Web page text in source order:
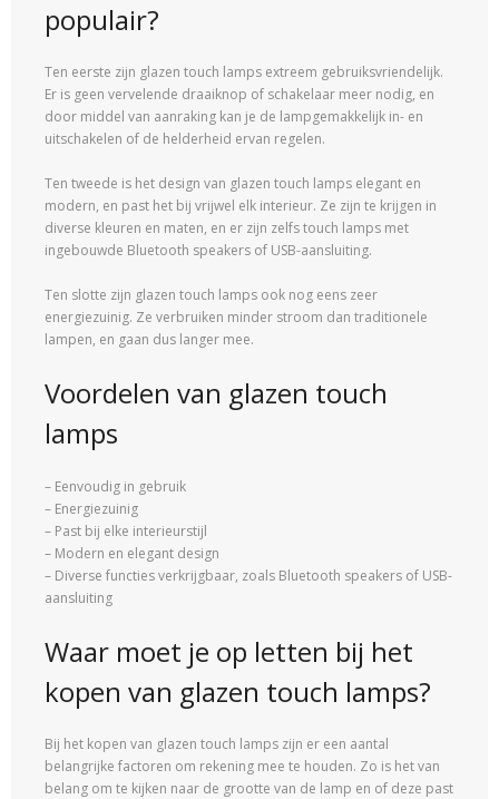
populair?
Ten eerste zijn glazen touch lamps extreem gebruiksvriendelijk.
Er is geen vervelende draaiknop of schakelaar meer nodig, en
door middel van aanraking kan je de lampgemakkelijk in- en
uitschakelen of de helderheid ervan regelen.
Ten tweede is het design van glazen touch lamps elegant en
modern, en past het bij vrijwel elk interieur. Ze zijn te krijgen in
diverse kleuren en maten, en er zijn zelfs touch lamps met
ingebouwde Bluetooth speakers of USB-aansluiting.
Ten slotte zijn glazen touch lamps ook nog eens zeer
energiezuinig. Ze verbruiken minder stroom dan traditionele
lampen, en gaan dus langer mee.
Voordelen van glazen touch
lamps
– Eenvoudig in gebruik
– Energiezuinig
– Past bij elke interieurstijl
– Modern en elegant design
– Diverse functies verkrijgbaar, zoals Bluetooth speakers of USB-
aansluiting
Waar moet je op letten bij het
kopen van glazen touch lamps?
Bij het kopen van glazen touch lamps zijn er een aantal
belangrijke factoren om rekening mee te houden. Zo is het van
belang om te kijken naar de grootte van de lamp en of deze past